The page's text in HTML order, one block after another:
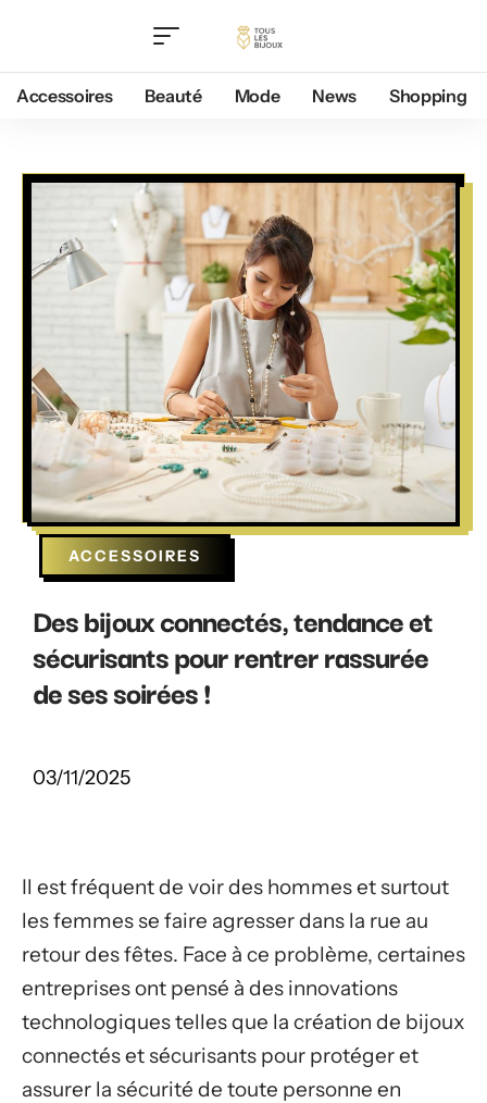
Accessoires Beauté Mode News Shopping
ACCESSOIRES
Des bijoux connectés, tendance et
sécurisants pour rentrer rassurée
de ses soirées !
03/11/2025
Il est fréquent de voir des hommes et surtout
les femmes se faire agresser dans la rue au
retour des fêtes. Face à ce problème, certaines
entreprises ont pensé à des innovations
technologiques telles que la création de bijoux
connectés et sécurisants pour protéger et
assurer la sécurité de toute personne en